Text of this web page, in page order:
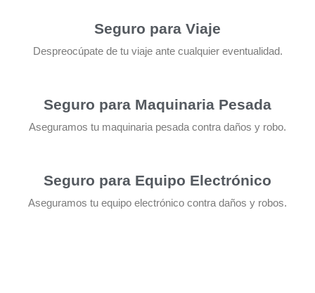
Seguro para Viaje
Despreocúpate de tu viaje ante cualquier eventualidad.
Seguro para Maquinaria Pesada
Aseguramos tu maquinaria pesada contra daños y robo.
Seguro para Equipo Electrónico
Aseguramos tu equipo electrónico contra daños y robos.